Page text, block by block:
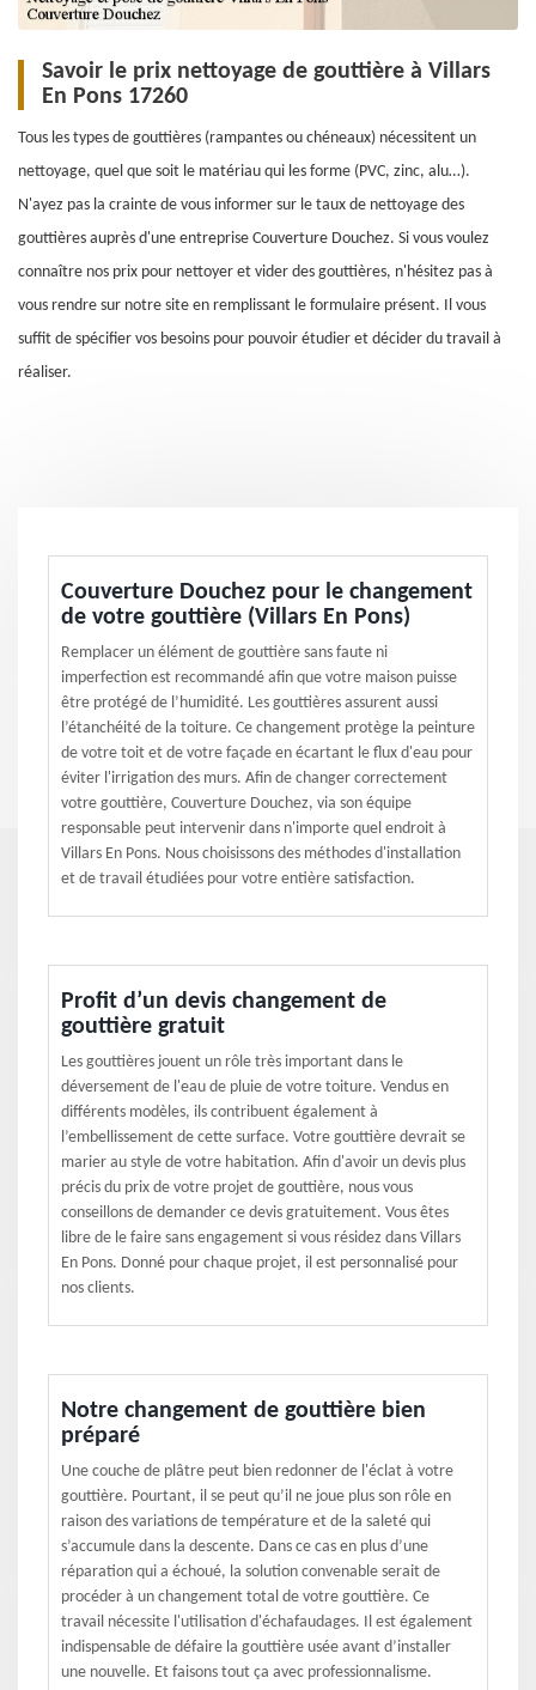
Savoir le prix nettoyage de gouttière à Villars
En Pons 17260
Tous les types de gouttières (rampantes ou chéneaux) nécessitent un
nettoyage, quel que soit le matériau qui les forme (PVC, zinc, alu…).
N'ayez pas la crainte de vous informer sur le taux de nettoyage des
gouttières auprès d'une entreprise Couverture Douchez. Si vous voulez
connaître nos prix pour nettoyer et vider des gouttières, n'hésitez pas à
vous rendre sur notre site en remplissant le formulaire présent. Il vous
suffit de spécifier vos besoins pour pouvoir étudier et décider du travail à
réaliser.
Couverture Douchez pour le changement
de votre gouttière (Villars En Pons)
Remplacer un élément de gouttière sans faute ni
imperfection est recommandé afin que votre maison puisse
être protégé de l’humidité. Les gouttières assurent aussi
l’étanchéité de la toiture. Ce changement protège la peinture
de votre toit et de votre façade en écartant le flux d'eau pour
éviter l'irrigation des murs. Afin de changer correctement
votre gouttière, Couverture Douchez, via son équipe
responsable peut intervenir dans n'importe quel endroit à
Villars En Pons. Nous choisissons des méthodes d'installation
et de travail étudiées pour votre entière satisfaction.
Profit d’un devis changement de
gouttière gratuit
Les gouttières jouent un rôle très important dans le
déversement de l'eau de pluie de votre toiture. Vendus en
différents modèles, ils contribuent également à
l’embellissement de cette surface. Votre gouttière devrait se
marier au style de votre habitation. Afin d'avoir un devis plus
précis du prix de votre projet de gouttière, nous vous
conseillons de demander ce devis gratuitement. Vous êtes
libre de le faire sans engagement si vous résidez dans Villars
En Pons. Donné pour chaque projet, il est personnalisé pour
nos clients.
Notre changement de gouttière bien
préparé
Une couche de plâtre peut bien redonner de l'éclat à votre
gouttière. Pourtant, il se peut qu’il ne joue plus son rôle en
raison des variations de température et de la saleté qui
s’accumule dans la descente. Dans ce cas en plus d’une
réparation qui a échoué, la solution convenable serait de
procéder à un changement total de votre gouttière. Ce
travail nécessite l'utilisation d'échafaudages. Il est également
indispensable de défaire la gouttière usée avant d’installer
une nouvelle. Et faisons tout ça avec professionnalisme.